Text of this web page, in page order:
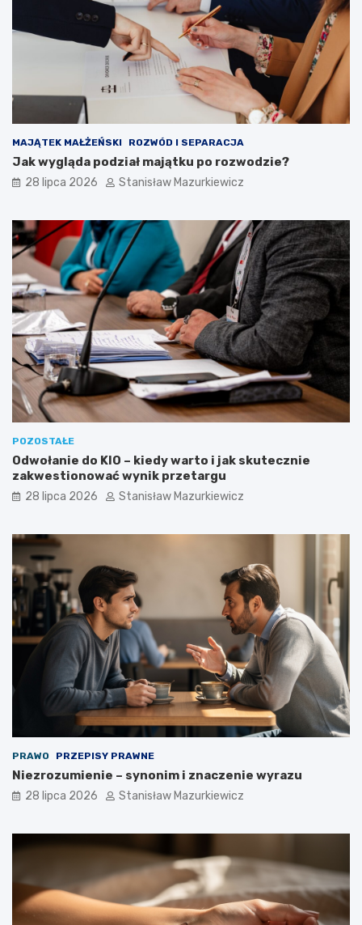
MAJĄTEK MAŁŻEŃSKI ROZWÓD I SEPARACJA
Jak wygląda podział majątku po rozwodzie?
28 lipca 2026 Stanisław Mazurkiewicz
POZOSTAŁE
Odwołanie do KIO – kiedy warto i jak skutecznie
zakwestionować wynik przetargu
28 lipca 2026 Stanisław Mazurkiewicz
PRAWO PRZEPISY PRAWNE
Niezrozumienie – synonim i znaczenie wyrazu
28 lipca 2026 Stanisław Mazurkiewicz